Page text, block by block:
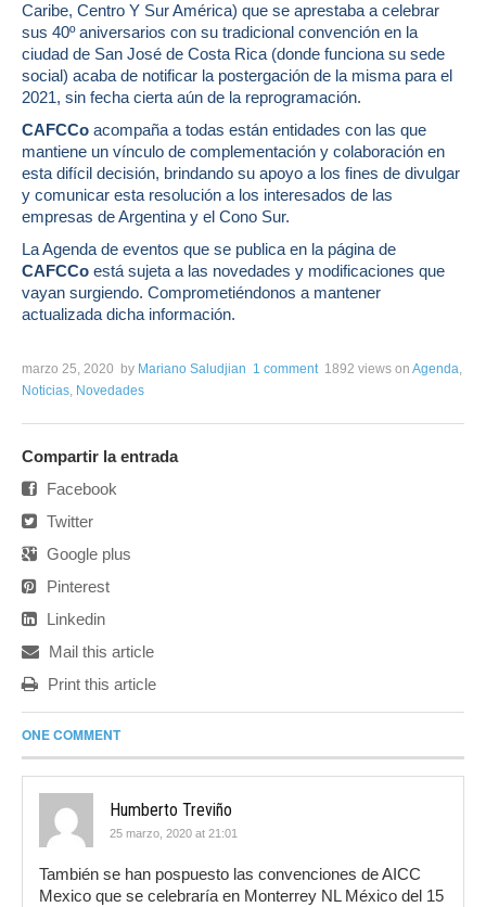
Caribe, Centro Y Sur América) que se aprestaba a celebrar
sus 40º aniversarios con su tradicional convención en la
ciudad de San José de Costa Rica (donde funciona su sede
social) acaba de notificar la postergación de la misma para el
2021, sin fecha cierta aún de la reprogramación.
CAFCCo acompaña a todas están entidades con las que
mantiene un vínculo de complementación y colaboración en
esta difícil decisión, brindando su apoyo a los fines de divulgar
y comunicar esta resolución a los interesados de las
empresas de Argentina y el Cono Sur.
La Agenda de eventos que se publica en la página de
CAFCCo está sujeta a las novedades y modificaciones que
vayan surgiendo. Comprometiéndonos a mantener
actualizada dicha información.
marzo 25, 2020 by Mariano Saludjian 1 comment 1892 views on Agenda,
Noticias, Novedades
Compartir la entrada
Facebook
Twitter
Google plus
Pinterest
Linkedin
Mail this article
Print this article
ONE COMMENT
Humberto Treviño
25 marzo, 2020 at 21:01
También se han pospuesto las convenciones de AICC
Mexico que se celebraría en Monterrey NL México del 15